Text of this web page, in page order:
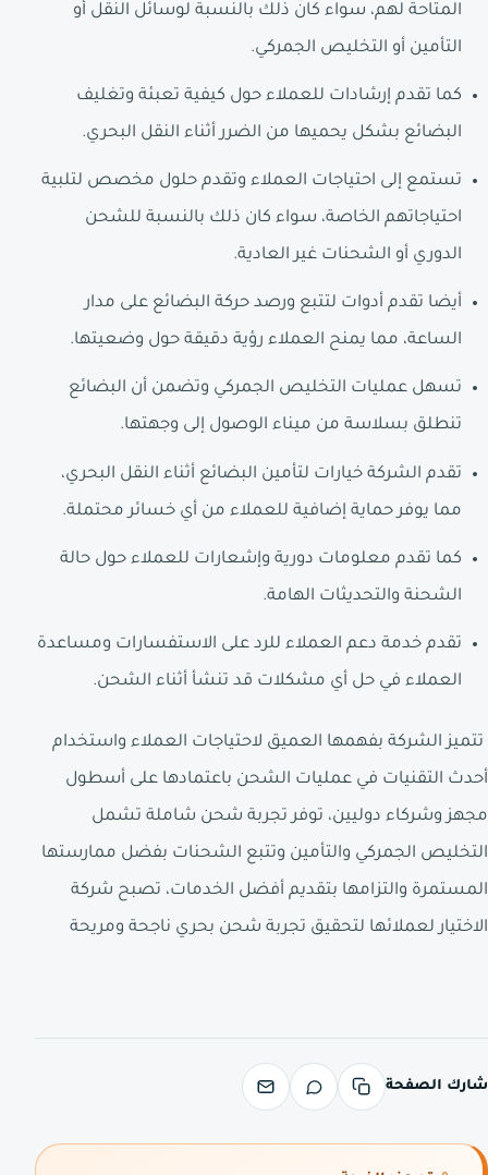
المتاحة لهم، سواء كان ذلك بالنسبة لوسائل النقل أو
التأمين أو التخليص الجمركي.
كما تقدم إرشادات للعملاء حول كيفية تعبئة وتغليف
البضائع بشكل يحميها من الضرر أثناء النقل البحري.
تستمع إلى احتياجات العملاء وتقدم حلول مخصص لتلبية
احتياجاتهم الخاصة، سواء كان ذلك بالنسبة للشحن
الدوري أو الشحنات غير العادية.
أيضا تقدم أدوات لتتبع ورصد حركة البضائع على مدار
الساعة، مما يمنح العملاء رؤية دقيقة حول وضعيتها.
تسهل عمليات التخليص الجمركي وتضمن أن البضائع
تنطلق بسلاسة من ميناء الوصول إلى وجهتها.
تقدم الشركة خيارات لتأمين البضائع أثناء النقل البحري،
مما يوفر حماية إضافية للعملاء من أي خسائر محتملة.
كما تقدم معلومات دورية وإشعارات للعملاء حول حالة
الشحنة والتحديثات الهامة.
تقدم خدمة دعم العملاء للرد على الاستفسارات ومساعدة
العملاء في حل أي مشكلات قد تنشأ أثناء الشحن.
تتميز الشركة بفهمها العميق لاحتياجات العملاء واستخدام
أحدث التقنيات في عمليات الشحن باعتمادها على أسطول
مجهز وشركاء دوليين، توفر تجربة شحن شاملة تشمل
التخليص الجمركي والتأمين وتتبع الشحنات بفضل ممارستها
المستمرة والتزامها بتقديم أفضل الخدمات، تصبح شركة
الاختيار لعملائها لتحقيق تجربة شحن بحري ناجحة ومريحة
شارك الصفحة